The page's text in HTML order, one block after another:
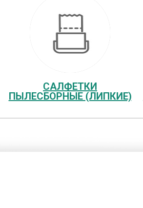
САЛФЕТКИ
ПЫЛЕСБОРНЫЕ (ЛИПКИЕ)